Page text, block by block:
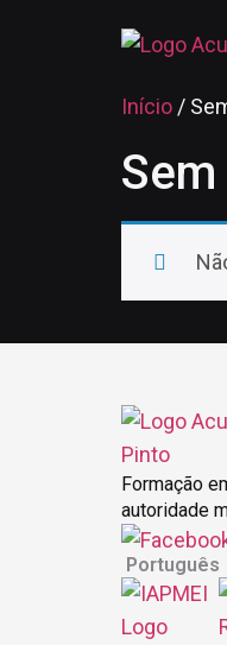
Início /
Formação
autoridade